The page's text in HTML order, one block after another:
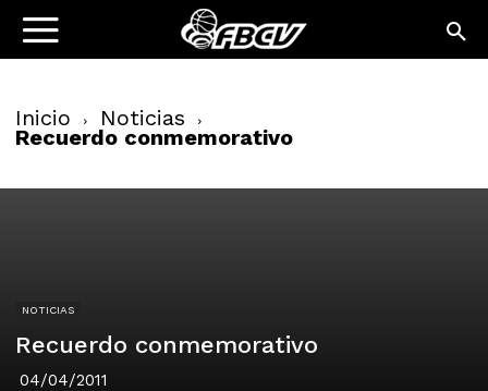
Inicio Noticias
Recuerdo conmemorativo
NOTICIAS
Recuerdo conmemorativo
04/04/2011